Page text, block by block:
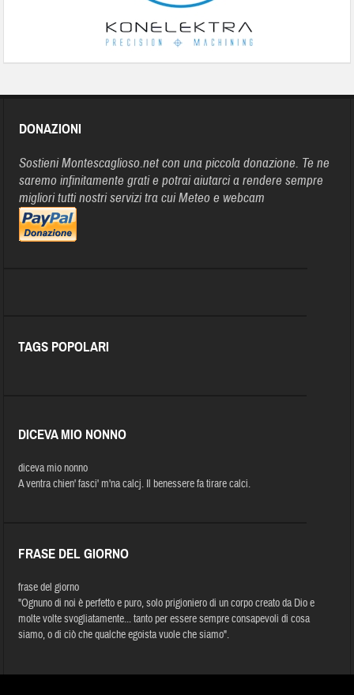
DONAZIONI
Sostieni Montescaglioso.net con una piccola donazione. Te ne
saremo infinitamente grati e potrai aiutarci a rendere sempre
migliori tutti nostri servizi tra cui Meteo e webcam
TAGS POPOLARI
DICEVA MIO NONNO
diceva mio nonno
A ventra chien' fasci' m'na calcj. Il benessere fa tirare calci.
FRASE DEL GIORNO
frase del giorno
"Ognuno di noi è perfetto e puro, solo prigioniero di un corpo creato da Dio e
molte volte svogliatamente... tanto per essere sempre consapevoli di cosa
siamo, o di ciò che qualche egoista vuole che siamo".